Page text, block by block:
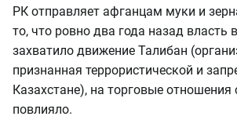
РК отправляет афганцам муки и
то, что ровно два года назад власть
захватило движение Талибан
признанная террористической и
Казахстане), на торговые отношения
повлияло.